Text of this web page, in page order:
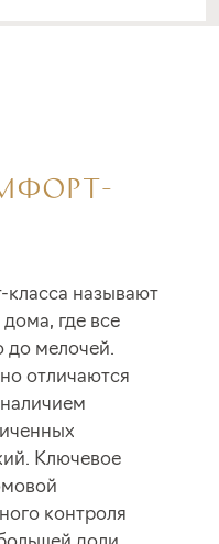
называют
где все
до мелочей.
отличаются
Ключевое
контроля